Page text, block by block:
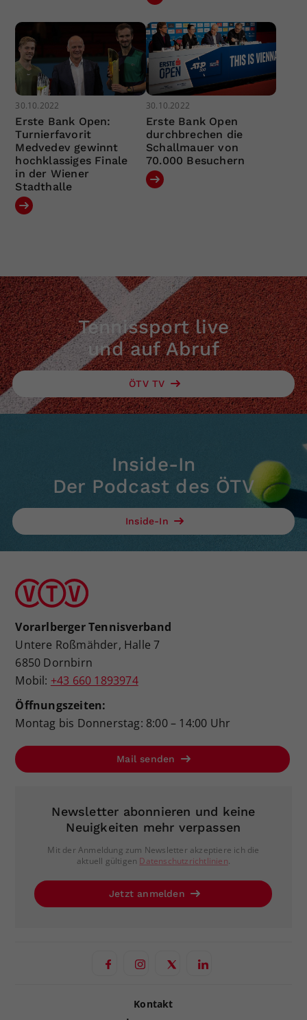
30.10.2022
Erste Bank Open:
Turnierfavorit
Medvedev gewinnt
hochklassiges Finale
in der Wiener
Stadthalle
30.10.2022
Erste Bank Open
durchbrechen die
Schallmauer von
70.000 Besuchern
Tennissport live
und auf Abruf
ÖTV TV
Inside-In
Der Podcast des ÖTV
Inside-In
Vorarlberger Tennisverband
Untere Roßmähder, Halle 7
6850 Dornbirn
Mobil: +43 660 1893974
Öffnungszeiten:
Montag bis Donnerstag: 8:00 – 14:00 Uhr
Mail senden
Newsletter abonnieren und keine
Neuigkeiten mehr verpassen
Mit der Anmeldung zum Newsletter akzeptiere ich die
aktuell gültigen Datenschutzrichtlinien.
Jetzt anmelden
Kontakt